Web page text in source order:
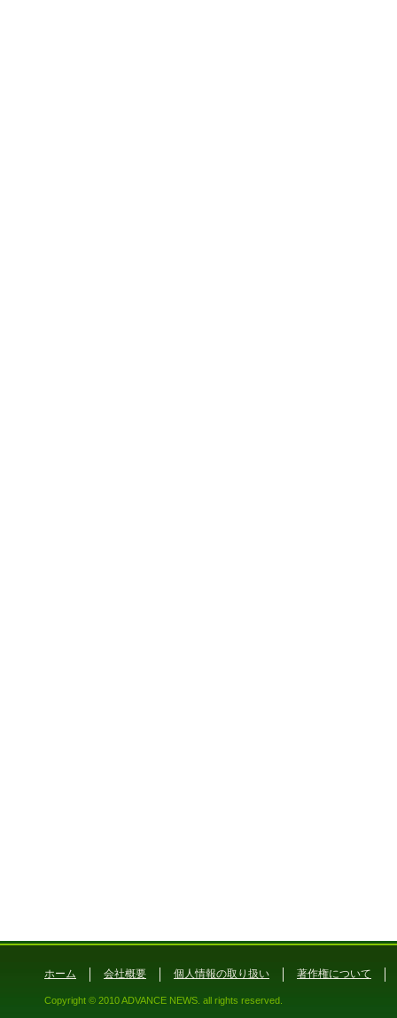
ホーム 会社概要 個人情報の取り扱い 著作権について
Copyright © 2010 ADVANCE NEWS. all rights reserved.